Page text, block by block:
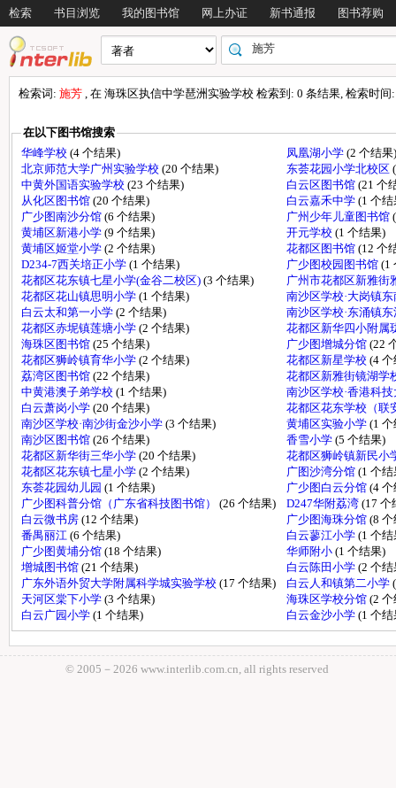
检索 书目浏览 我的图书馆 网上办证 新书通报 图书荐购
检索词: 施芳 , 在 海珠区执信中学琶洲实验学校 检索到: 0 条结果, 检索时间
在以下图书馆搜索
华峰学校 (4 个结果) 凤凰湖小学 (2 个结果)
北京师范大学广州实验学校 (20 个结果) 东荟花园小学北校区
中黄外国语实验学校 (23 个结果) 白云区图书馆 (21 个
从化区图书馆 (20 个结果) 白云嘉禾中学 (1 个结
广少图南沙分馆 (6 个结果) 广州少年儿童图书馆
黄埔区新港小学 (9 个结果) 开元学校 (1 个结果)
黄埔区姬堂小学 (2 个结果) 花都区图书馆 (12 个
D234-7西关培正小学 (1 个结果) 广少图校园图书馆 (1
花都区花东镇七星小学(金谷二校区) (3 个结果)
广州市花都区新雅街
花都区花山镇思明小学 (1 个结果)
南沙区学校·大岗镇
白云太和第一小学 (2 个结果)
南沙区学校·东涌镇
花都区赤坭镇莲塘小学 (2 个结果)
花都区新华四小附属
海珠区图书馆 (25 个结果) 广少图增城分馆 (22
花都区狮岭镇育华小学 (2 个结果) 花都区新星学校 (4
荔湾区图书馆 (22 个结果)
花都区新雅街镜湖学
中黄港澳子弟学校 (1 个结果)
南沙区学校·香港科
白云萧岗小学 (20 个结果)
花都区花东学校（联
南沙区学校·南沙街金沙小学 (3 个结果) 黄埔区实验小学 (1
南沙区图书馆 (26 个结果) 香雪小学 (5 个结果)
花都区新华街三华小学 (20 个结果)
花都区狮岭镇新民小
花都区花东镇七星小学 (2 个结果) 广图沙湾分馆 (1 个结
东荟花园幼儿园 (1 个结果) 广少图白云分馆 (4
广少图科普分馆（广东省科技图书馆） (26 个结果) D247华附荔湾 (17 个
白云微书房 (12 个结果) 广少图海珠分馆 (8
番禺丽江 (6 个结果) 白云蓼江小学 (1 个结
广少图黄埔分馆 (18 个结果) 华师附小 (1 个结果)
增城图书馆 (21 个结果) 白云陈田小学 (2 个结
广东外语外贸大学附属科学城实验学校 (17 个结果) 白云人和镇第二小学
天河区棠下小学 (3 个结果) 海珠区学校分馆 (2
白云广园小学 (1 个结果) 白云金沙小学 (1 个结
© 2005－ 2026 www.interlib.com.cn, all rights reserved